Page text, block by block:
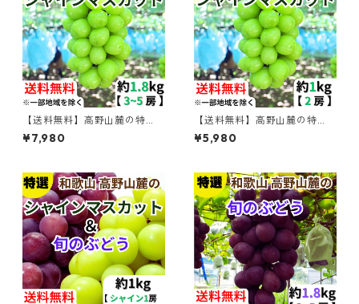
【送料無料】高野山麓の特
選 シャインマスカット 約1.8
kg 【和歌山ぶどう】
¥7,980
【送料無料】高野山麓の特
選 シャインマスカット 約１k
g 【和歌山ぶどう】
¥5,980